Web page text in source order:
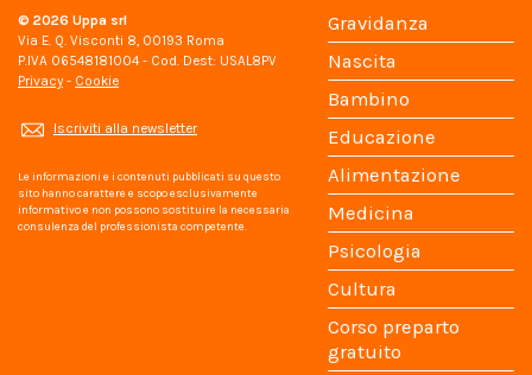
© 2026 Uppa srl
Via E. Q. Visconti 8, 00193 Roma
P.IVA 06548181004 - Cod. Dest: USAL8PV
Privacy - Cookie
Iscriviti alla newsletter
Le informazioni e i contenuti pubblicati su questo
sito hanno carattere e scopo esclusivamente
informativo e non possono sostituire la necessaria
consulenza del professionista competente.
Gravidanza
Nascita
Bambino
Educazione
Alimentazione
Medicina
Psicologia
Cultura
Corso preparto
gratuito